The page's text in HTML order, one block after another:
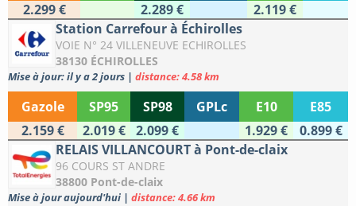
2.299 €
2.289 €
2.119 €
Station Carrefour à Échirolles
VOIE N° 24 VILLENEUVE ECHIROLLES
38130 ÉCHIROLLES
Mise à jour: il y a 2 jours | distance: 4.58 km
Gazole SP95 SP98 GPLc E10
E85
2.159 €
2.019 € 2.099 € 1.929 €
0.899 €
RELAIS VILLANCOURT à Pont-de-claix
96 COURS ST ANDRE
38800 Pont-de-claix
Mise à jour aujourd'hui | distance: 4.66 km